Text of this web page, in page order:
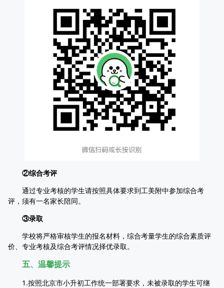
②综合考评
通过专业考核的学生请按照具体要求到工美附中参加综合考
评，须有一名家长陪同。
③录取
学校将严格审核学生的报名材料，综合考量学生的综合素质评
价、专业考核及综合考评情况择优录取。
五、温馨提示
1.按照北京市小升初工作统一部署要求，未被录取的学生可继